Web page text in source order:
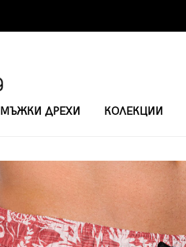
МЪЖКИ ДРЕХИ КОЛЕКЦИИ